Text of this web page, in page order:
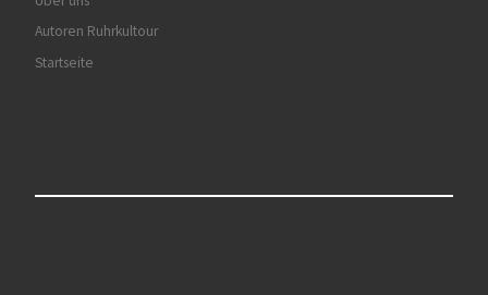
Autoren Ruhrkultour
Startseite